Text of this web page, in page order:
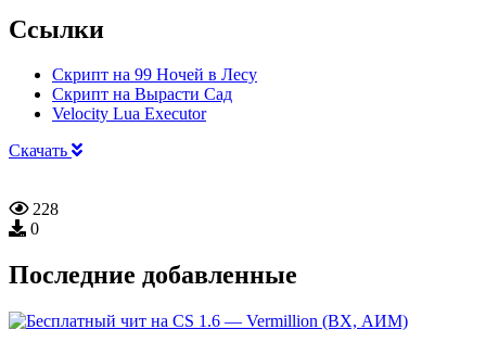
Ссылки
Скрипт на 99 Ночей в Лесу
Скрипт на Вырасти Сад
Velocity Lua Executor
Скачать
228
0
Последние добавленные